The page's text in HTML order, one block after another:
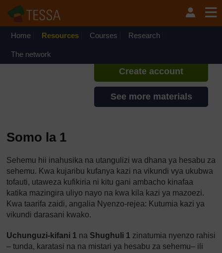
Home Resources Courses Research
The network
If you create an account, you can
set up a personal learning profile
Create account
See more materials
Somo la 1
Sehemu hii inahusika na utangulizi wa dhana ya hesabu za
sehemu. Kwa kujaribu kufanya kazi na vikundi vya ukubwa
tofauti, utaweza kufikiria ni kitu gani ambacho kinafaa
katika mazingira uliyo nayo na kwa kila kazi ya mazoezi.
Kwa taarifa zaidi, angalia Nyenzo-rejea: Kutumia kazi ya
vikundi darasani kwako.
Uchunguzi-kifani 1 na Shughuli 1 zinatumia nyenzo rahisi
– tunda, karatasi na na mistari ya hesabu za sehemu– ili